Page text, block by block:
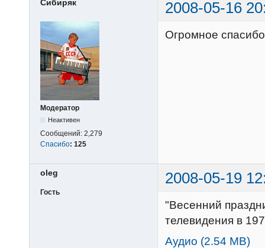
Сибиряк 2008-05-16
Модератор
Неактивен
Сообщений: 2,279
Спасибо: 125
Огромное
oleg 2008-05-19
Гость
"Весенний
телевидения в
Аудио (2.54 MB)